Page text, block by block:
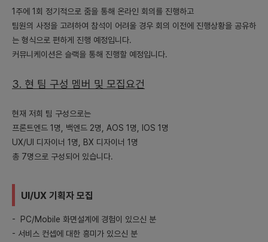
- SNS 마케팅: 젊은 층을 타겟으로 한 SNS 마케팅으로 브랜드 인
지도를 높임.
- 주요 이벤트 연계: 페스티벌이나 공연 등의 주요 이벤트와 연계하
여 서비스 론칭을 홍보.
기 등을 활용하여 커뮤니티 활성화 및 브랜드 애착도를 높임.
6) 시장을 확대하기위한 전략(세가지 이상)
포함하여 서비스를 다양화.
- 협업 및 파트너십 전략: 공연 주최사 또는 플랫폼과 협업하여 특별
한 이벤트나 서비스를 제공.
1주에 1회 정기적으로 줌을 통해 온라인 회의를 진행하고
팀원의 사정을 고려하여 참석이 어려울 경우 회의 이전에 진행상황을 공유하
는 형식으로 편하게 진행 예정입니다.
커뮤니케이션은 슬랙을 통해 진행할 예정입니다.
3. 현 팀 구성 멤버 및 모집요건
현재 저희 팀 구성으로는
프론트엔드 1명, 백엔드 2명, AOS 1명, IOS 1명
UX/UI 디자이너 1명, BX 디자이너 1명
총 7명으로 구성되어 있습니다.
UI/UX 기획자 모집
- PC/Mobile 화면설계에 경험이 있으신 분
- 서비스 컨셉에 대한 흥미가 있으신 분